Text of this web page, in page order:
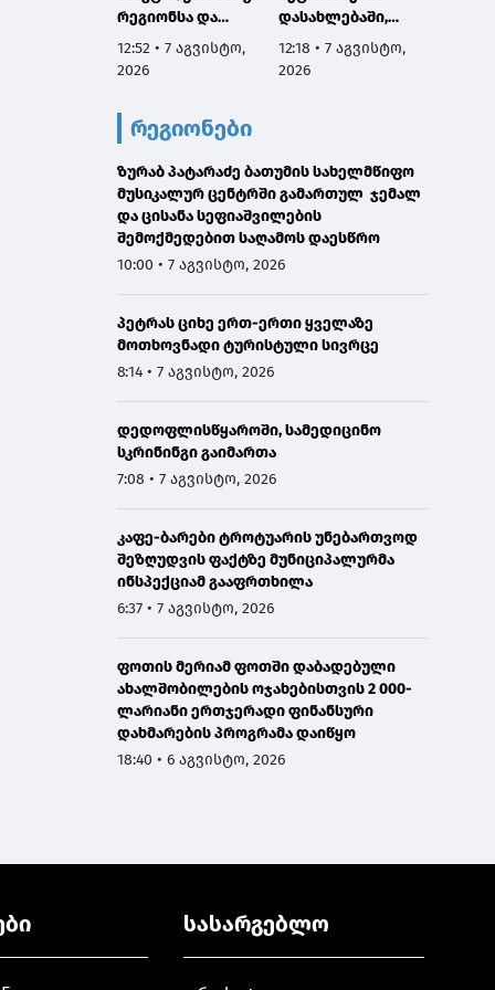
რეგიონსა და
ევროპის ქალაქებს
შორის ერთ-ერთი
მოწესრიგებულია
12:52 • 7 აგვისტო,
2026
დასახლებაში,
მთის ძირის ქუჩაზე,
მასშტაბური
12:18 • 7 აგვისტო,
2026
რეგიონები
ზურაბ პატარაძე ბათუმის სახელმწიფო
მუსიკალურ ცენტრში გამართულ ჯემალ
და ცისანა სეფიაშვილების
შემოქმედებით საღამოს დაესწრო
10:00 • 7 აგვისტო, 2026
პეტრას ციხე ერთ-ერთი ყველაზე
მოთხოვნადი ტურისტული სივრცე
8:14 • 7 აგვისტო, 2026
დედოფლისწყაროში, სამედიცინო
სკრინინგი გაიმართა
7:08 • 7 აგვისტო, 2026
კაფე-ბარები ტროტუარის უნებართვოდ
შეზღუდვის ფაქტზე მუნიციპალურმა
ინსპექციამ გააფრთხილა
6:37 • 7 აგვისტო, 2026
ფოთის მერიამ ფოთში დაბადებული
ახალშობილების ოჯახებისთვის 2 000-
ლარიანი ერთჯერადი ფინანსური
დახმარების პროგრამა დაიწყო
18:40 • 6 აგვისტო, 2026
სასარგებლო